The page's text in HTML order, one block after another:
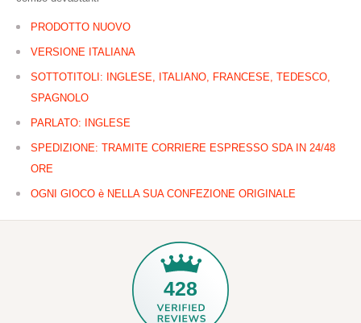
PRODOTTO NUOVO
VERSIONE ITALIANA
SOTTOTITOLI: INGLESE, ITALIANO, FRANCESE, TEDESCO,
SPAGNOLO
PARLATO: INGLESE
SPEDIZIONE: TRAMITE CORRIERE ESPRESSO SDA IN 24/48
ORE
OGNI GIOCO è NELLA SUA CONFEZIONE ORIGINALE
428